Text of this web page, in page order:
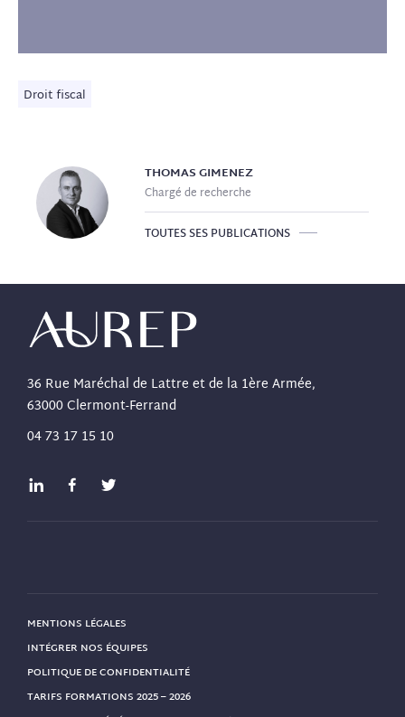
Droit fiscal
THOMASGIMENEZ
Chargé de recherche
TOUTES SES PUBLICATIONS
36 Rue Maréchal de Lattre et de la 1ère Armée,
63000 Clermont-Ferrand
04 73 17 15 10
MENTIONS LÉGALES
INTÉGRER NOS ÉQUIPES
POLITIQUE DE CONFIDENTIALITÉ
TARIFS FORMATIONS 2025 – 2026